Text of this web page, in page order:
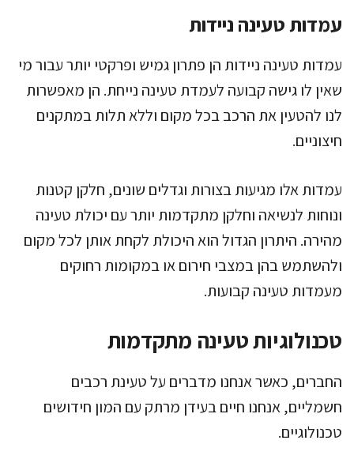
עמדות טעינה ניידות
עמדות טעינה ניידות הן פתרון גמיש ופרקטי יותר עבור מי
שאין לו גישה קבועה לעמדת טעינה נייחת. הן מאפשרות
לנו להטעין את הרכב בכל מקום וללא תלות במתקנים
חיצוניים.
עמדות אלו מגיעות בצורות וגדלים שונים, חלקן קטנות
ונוחות לנשיאה וחלקן מתקדמות יותר עם יכולת טעינה
מהירה. היתרון הגדול הוא היכולת לקחת אותן לכל מקום
ולהשתמש בהן במצבי חירום או במקומות רחוקים
מעמדות טעינה קבועות.
טכנולוגיות טעינה מתקדמות
החברים, כאשר אנחנו מדברים על טעינת רכבים
חשמליים, אנחנו חיים בעידן מרתק עם המון חידושים
טכנולוגיים.